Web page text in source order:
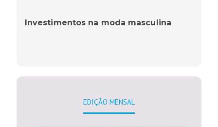
Investimentos na moda masculina
EDIÇÃO MENSAL